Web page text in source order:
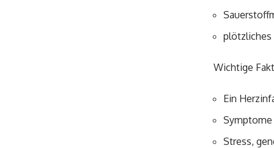
plötzliches
Wichtige
Ein
Stress,